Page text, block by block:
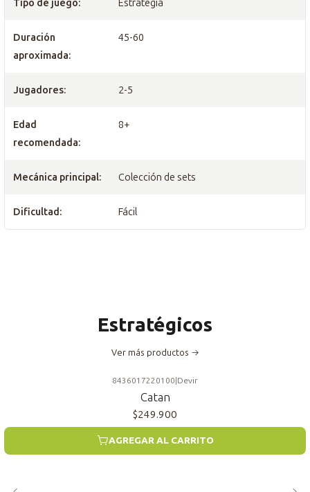
Tipo de juego: Estrategia
Duración
aproximada:
45-60
Jugadores: 2-5
Edad
recomendada:
8+
Mecánica principal: Colección de sets
Dificultad: Fácil
Estratégicos
Ver más productos
8436017220100 Devir
Catan
$249.900
AGREGAR AL CARRITO